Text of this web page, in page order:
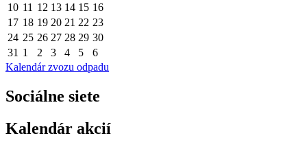
10 11 12 13 14 15 16
17 18 19 20 21 22 23
24 25 26 27 28 29 30
31 1 2 3 4 5
6
Kalendár zvozu odpadu
Sociálne siete
Kalendár akcií